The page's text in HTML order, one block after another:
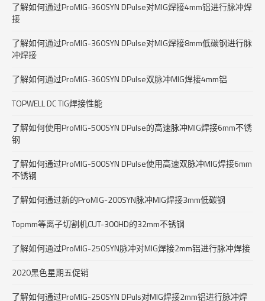
了解如何通过ProMIG-360SYN DPulse对MIG焊接4mm铝进行脉冲焊
接
了解如何通过ProMIG-360SYN DPulse对MIG焊接8mm低碳钢进行脉
冲焊接
了解如何通过ProMIG-360SYN DPulse双脉冲MIG焊接4mm铝
TOPWELL DC TIG焊接性能
了解如何使用ProMIG-500SYN DPulse的高速脉冲MIG焊接6mm不锈
钢
了解如何通过ProMIG-500SYN DPulse使用高速双脉冲MIG焊接6mm
不锈钢
了解如何通过新的ProMIG-200SYN脉冲MIG焊接3mm低碳钢
Topmm等离子切割机CUT-300HD的32mm不锈钢
了解如何通过ProMIG-250SYN脉冲对MIG焊接2mm铝进行脉冲焊接
2020黑色星期五促销
了解如何通过ProMIG-250SYN DPuls对MIG焊接2mm铝进行脉冲焊